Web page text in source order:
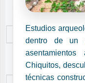
Estudios
dentro de un
Chiquitos,
técnicas